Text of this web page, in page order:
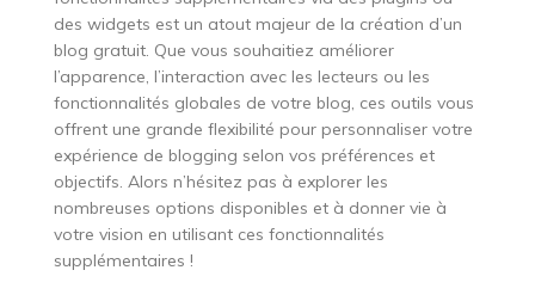
des widgets est un atout majeur de la création d’un
blog gratuit. Que vous souhaitiez améliorer
l’apparence, l’interaction avec les lecteurs ou les
fonctionnalités globales de votre blog, ces outils vous
offrent une grande flexibilité pour personnaliser votre
expérience de blogging selon vos préférences et
objectifs. Alors n’hésitez pas à explorer les
nombreuses options disponibles et à donner vie à
votre vision en utilisant ces fonctionnalités
supplémentaires !